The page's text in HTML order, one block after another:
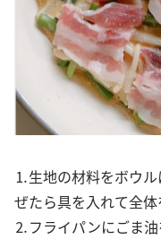
⒈生地の材料をボウ
ぜたら具を入れて全体
⒉フライパンにごま